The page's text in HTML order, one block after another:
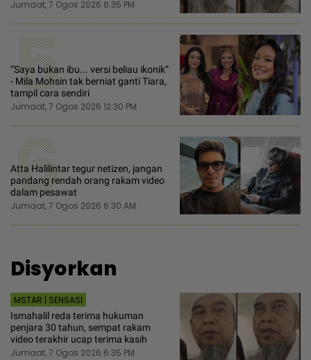
Jumaat, 7 Ogos 2026 6:35 PM
5
“Saya bukan ibu... versi beliau ikonik“
- Mila Mohsin tak berniat ganti Tiara,
tampil cara sendiri
Jumaat, 7 Ogos 2026 12:30 PM
6
Atta Halilintar tegur netizen, jangan
pandang rendah orang rakam video
dalam pesawat
Jumaat, 7 Ogos 2026 6:30 AM
Disyorkan
MSTAR | SENSASI
Ismahalil reda terima hukuman
penjara 30 tahun, sempat rakam
video terakhir ucap terima kasih
Jumaat, 7 Ogos 2026 6:35 PM